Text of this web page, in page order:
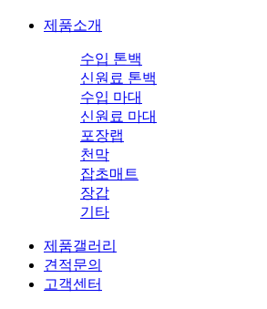
제품소개
수입 톤백
신원료 톤백
수입 마대
신원료 마대
포장랩
천막
잡초매트
장갑
기타
제품갤러리
견적문의
고객센터